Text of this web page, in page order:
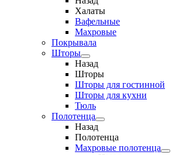
Халаты
Вафельные
Махровые
Покрывала
Шторы
Назад
Шторы
Шторы для гостинной
Шторы для кухни
Тюль
Полотенца
Назад
Полотенца
Махровые полотенца